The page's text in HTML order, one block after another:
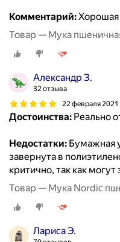
Комментарий:
Товар — Мука
Александр З.
32 отзыва
22 февраля 2021
Достоинства: Реально
Недостатки: Бумажная
завернута в
критично, так как
Товар — Мука Nordic
Лариса Э.